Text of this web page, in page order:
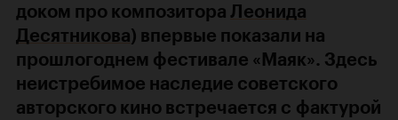
доком про композитора Леонида
Десятникова) впервые показали на
прошлогоднем фестивале «Маяк». Здесь
неистребимое наследие советского
авторского кино встречается с фактурой